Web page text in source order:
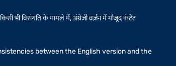
भी विसंगति के मामले में, अंग्रेजी वर्ज़न में मौजूद कंटेंट
between the English version and the